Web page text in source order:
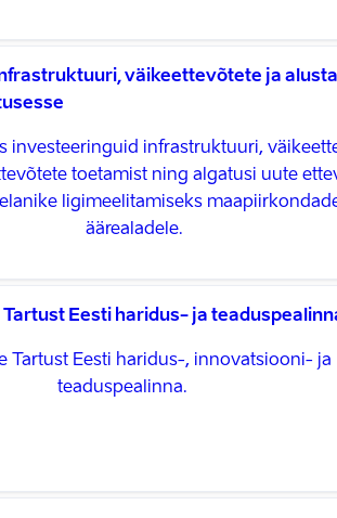
väikeettevõtete ja
investeeringuid infrastruktuuri,
toetamist ning algatusi uute
ligimeelitamiseks
äärealadele.
Tartust Eesti haridus- ja
Tartust Eesti haridus-, innovatsiooni- ja
teaduspealinna.